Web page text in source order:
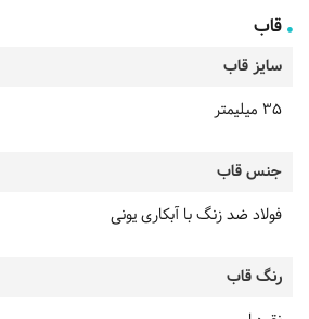
قاب
سایز قاب
35 میلیمتر
جنس قاب
فولاد ضد زنگ با آبکاری یونی
رنگ قاب